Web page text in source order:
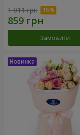
1 011 грн
Замовити